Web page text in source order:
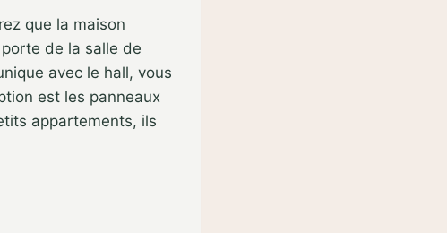
que la maison
de la salle de
avec le hall, vous
est les panneaux
appartements, ils